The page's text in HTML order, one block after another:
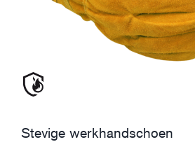
Stevige werkhandschoen